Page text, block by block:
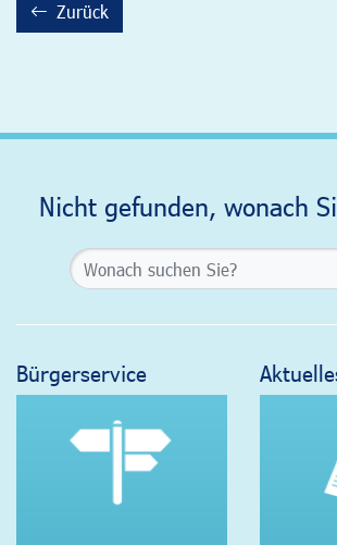
backward Zurück
Nicht gefunden, wonach
Bürgerservice